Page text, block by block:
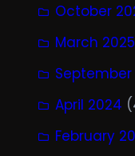
October
March 2025
September
April 2024
February